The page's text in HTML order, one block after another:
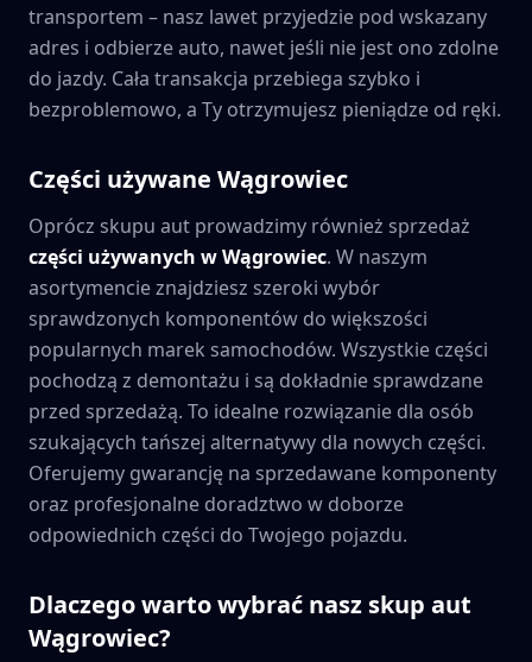
transportem – nasz lawet przyjedzie pod wskazany
adres i odbierze auto, nawet jeśli nie jest ono zdolne
do jazdy. Cała transakcja przebiega szybko i
bezproblemowo, a Ty otrzymujesz pieniądze od ręki.
Części używane Wągrowiec
Oprócz skupu aut prowadzimy również sprzedaż
części używanych wWągrowiec. W naszym
asortymencie znajdziesz szeroki wybór
sprawdzonych komponentów do większości
popularnych marek samochodów. Wszystkie części
pochodzą z demontażu i są dokładnie sprawdzane
przed sprzedażą. To idealne rozwiązanie dla osób
szukających tańszej alternatywy dla nowych części.
Oferujemy gwarancję na sprzedawane komponenty
oraz profesjonalne doradztwo w doborze
odpowiednich części do Twojego pojazdu.
Dlaczego warto wybrać nasz skup aut
Wągrowiec?